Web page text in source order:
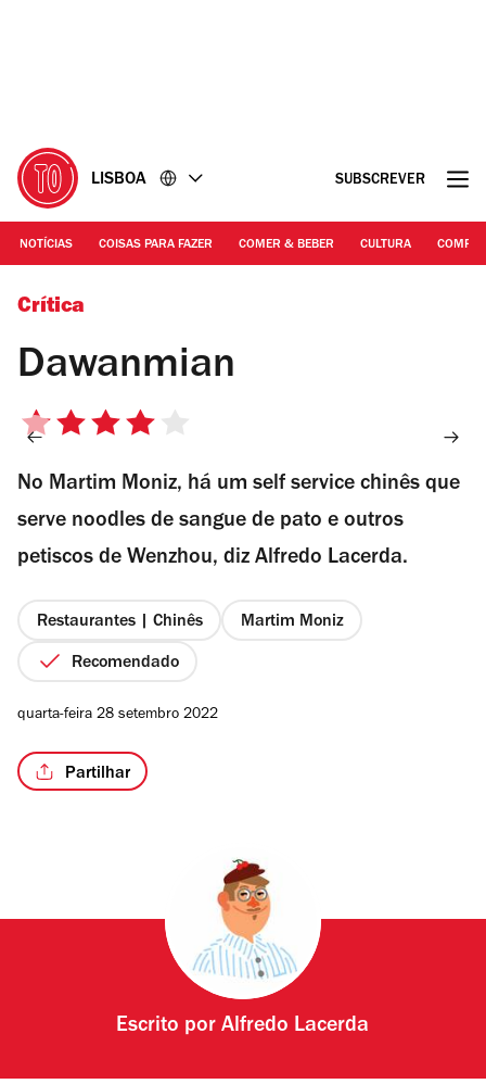
LISBOA SUBSCREVER
NOTÍCIAS COISAS PARA FAZER COMER & BEBER CULTURA
Francisco Romão Pereira
Crítica
Dawanmian
4/5
No Martim Moniz, há um self service chinês que
serve noodles de sangue de pato e outros
petiscos de Wenzhou, diz Alfredo Lacerda.
Restaurantes | Chinês Martim Moniz
Recomendado
quarta-feira 28 setembro 2022
Partilhar
Escrito porAlfredo Lacerda